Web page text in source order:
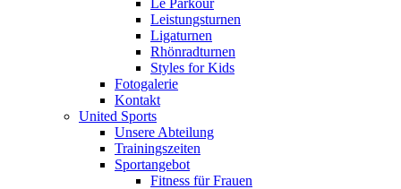
Le Parkour
Leistungsturnen
Ligaturnen
Rhönradturnen
Styles for Kids
Fotogalerie
Kontakt
United Sports
Unsere Abteilung
Trainingszeiten
Sportangebot
Fitness für Frauen